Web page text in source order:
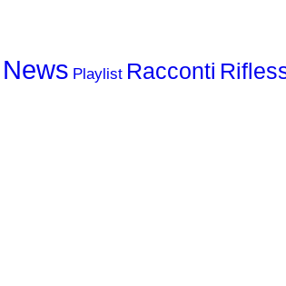
News Playlist Racconti